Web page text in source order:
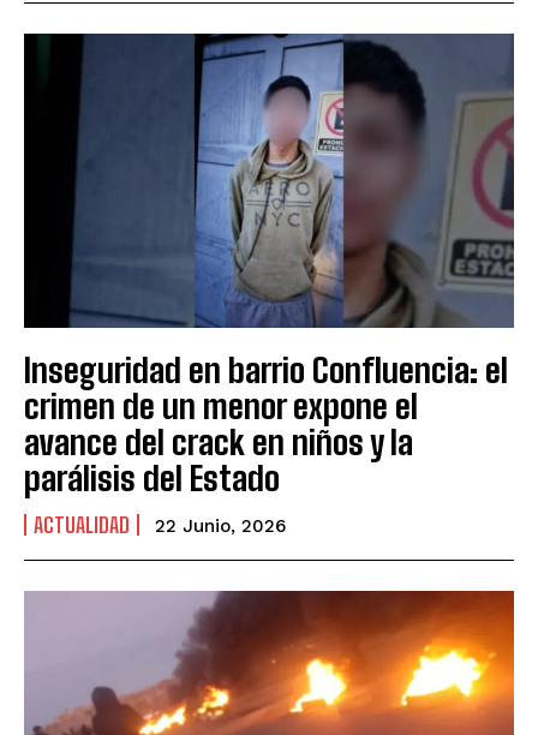
Inseguridad en barrio Confluencia: el
crimen de un menor expone el
avance del crack en niños y la
parálisis del Estado
ACTUALIDAD 22 Junio, 2026